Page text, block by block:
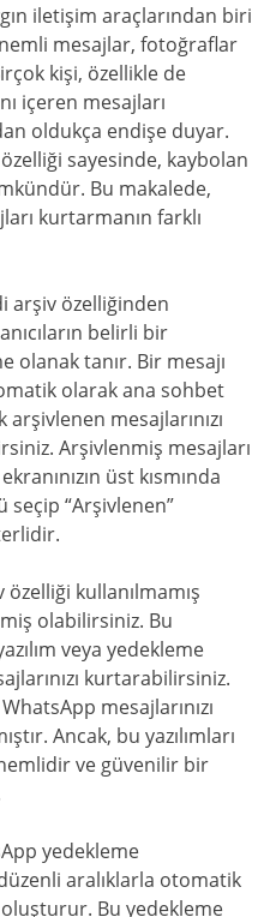
iletişim araçlarından biri
mesajlar, fotoğraflar
kişi, özellikle de
içeren mesajları
oldukça endişe duyar.
sayesinde, kaybolan
Bu makalede,
kurtarmanın farklı
arşiv özelliğinden
belirli bir
olanak tanır. Bir mesajı
olarak ana sohbet
arşivlenen mesajlarınızı
Arşivlenmiş mesajları
üst kısmında
“Arşivlenen”
kullanılmamış
olabilirsiniz. Bu
veya yedekleme
kurtarabilirsiniz.
mesajlarınızı
Ancak, bu yazılımları
ve güvenilir bir
yedekleme
aralıklarla otomatik
Bu yedekleme